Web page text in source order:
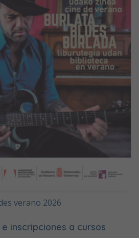
verano 2026
inscripciones a cursos